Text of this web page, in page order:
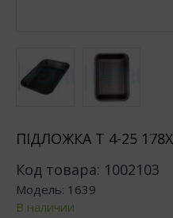
ПІДЛОЖКА Т 4-25
Код товара: 1002103
Модель: 1639
В наличии